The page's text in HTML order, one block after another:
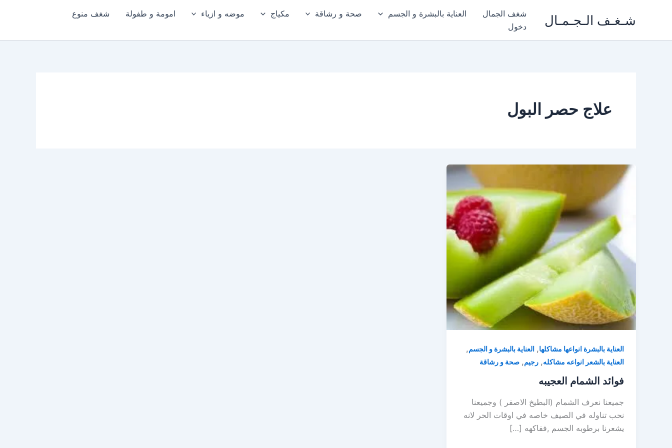
شـغـف الـجـمـال شغف الجمال العناية بالبشرة و الجسم صحة و رشاقة مكياج موضه و ازياء امومة و طفولة
شغف منوع
دخول
علاج حصر البول
العناية بالبشرة انواعها مشاكلها, العناية بالبشرة و الجسم,
العناية بالشعر انواعه مشاكله, رجيم, صحة و رشاقة
فوائد الشمام العجيبه
جميعنا نعرف الشمام (البطيخ الاصفر ) وجميعنا
نحب تناوله في الصيف خاصه في اوقات الحر لانه
يشعرنا برطوبه الجسم ,ففاكهه […]